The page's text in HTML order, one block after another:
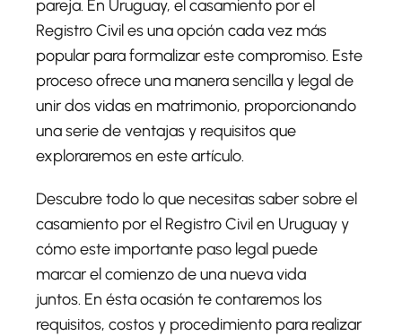
pareja. En Uruguay, elcasamiento por el
Registro Civiles una opción cada vez más
popular para formalizar este compromiso. Este
proceso ofrece una manera sencilla y legal de
unir dos vidas en matrimonio, proporcionando
una serie de ventajas y requisitos que
exploraremos en este artículo.
Descubre todo lo que necesitas saber sobre el
casamiento por el Registro Civil en Uruguay y
cómo este importante paso legal puede
marcar el comienzo de una nueva vida
juntos. En ésta ocasión te contaremos los
requisitos, costos y procedimiento para realizar